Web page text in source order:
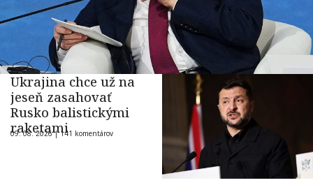
Ukrajina chce už na
jeseň zasahovať
Rusko balistickými
raketami
09. 08. 2026 |141 komentárov